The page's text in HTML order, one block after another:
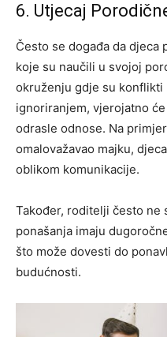
6. Utjecaj
Često se događa da djeca
koje su naučili u svojoj
okruženju gdje su konflikti
ignoriranjem, vjerojatno
odrasle odnose. Na
omalovažavao majku,
oblikom komunikacije.
Također, roditelji često ne
ponašanja imaju
što može dovesti do
budućnosti.